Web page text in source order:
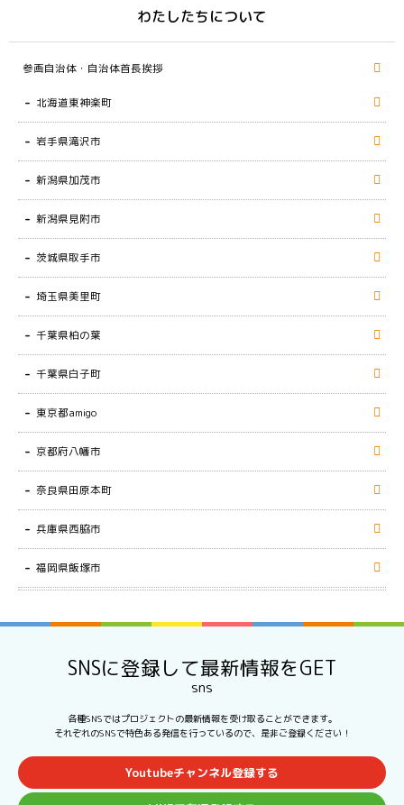
わたしたちについて
参画自治体・自治体首長挨拶
北海道東神楽町
岩手県滝沢市
新潟県加茂市
新潟県見附市
茨城県取手市
埼玉県美里町
千葉県柏の葉
千葉県白子町
東京都amigo
京都府八幡市
奈良県田原本町
兵庫県西脇市
福岡県飯塚市
SNSに登録して最新情報をGET
sns
各種SNSではプロジェクトの最新情報を受け取ることができます。
それぞれのSNSで特色ある発信を行っているので、是非ご登録ください！
Youtubeチャンネル登録する